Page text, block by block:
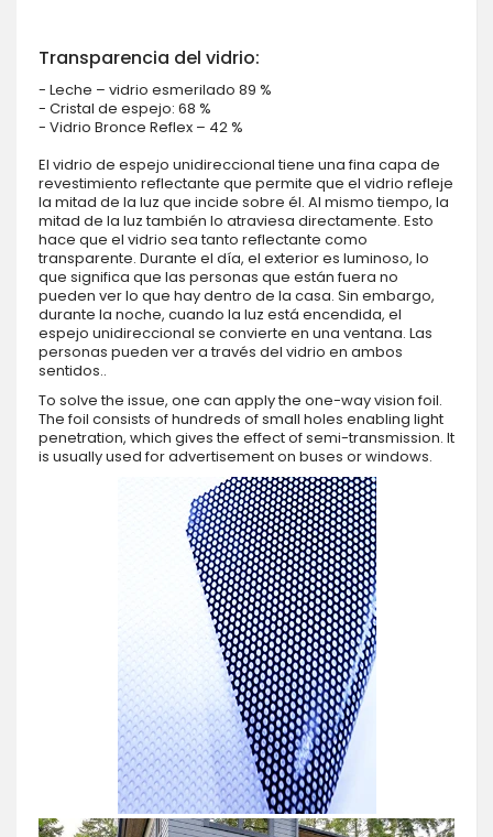
Transparencia del vidrio:
- Leche – vidrio esmerilado 89 %
- Cristal de espejo: 68 %
- Vidrio Bronce Reflex – 42 %
El vidrio de espejo unidireccional tiene una fina capa de
revestimiento reflectante que permite que el vidrio refleje
la mitad de la luz que incide sobre él. Al mismo tiempo, la
mitad de la luz también lo atraviesa directamente. Esto
hace que el vidrio sea tanto reflectante como
transparente. Durante el día, el exterior es luminoso, lo
que significa que las personas que están fuera no
pueden ver lo que hay dentro de la casa. Sin embargo,
durante la noche, cuando la luz está encendida, el
espejo unidireccional se convierte en una ventana. Las
personas pueden ver a través del vidrio en ambos
sentidos..
To solve the issue, one can apply the one-way vision foil.
The foil consists of hundreds of small holes enabling light
penetration, which gives the effect of semi-transmission. It
is usually used for advertisement on buses or windows.